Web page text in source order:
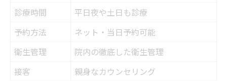
診療時間
平日夜や土日も診療
予約方法
ネット・当日予約可能
衛生管理
院内の徹底した衛生管理
接客
親身なカウンセリング